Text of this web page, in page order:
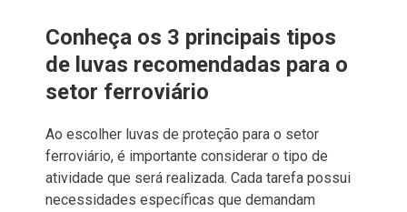
Conheça os 3 principais tipos
de luvas recomendadas para o
setor ferroviário
Ao escolher luvas de proteção para o setor
ferroviário, é importante considerar o tipo de
atividade que será realizada. Cada tarefa possui
necessidades específicas que demandam